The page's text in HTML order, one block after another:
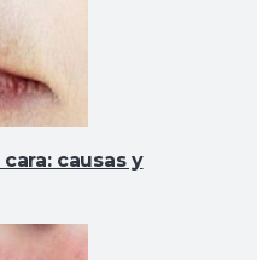
causas y